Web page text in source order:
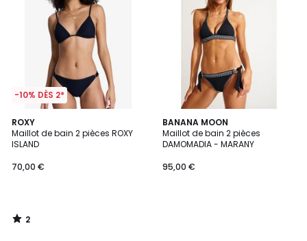
-10% DÈS 2*
ROXY
Maillot de bain 2 pièces ROXY
ISLAND
70,00 €
2
/
5
2
/
BANANA MOON
Maillot de bain 2 pièces
DAMOMADIA - MARANY
95,00 €